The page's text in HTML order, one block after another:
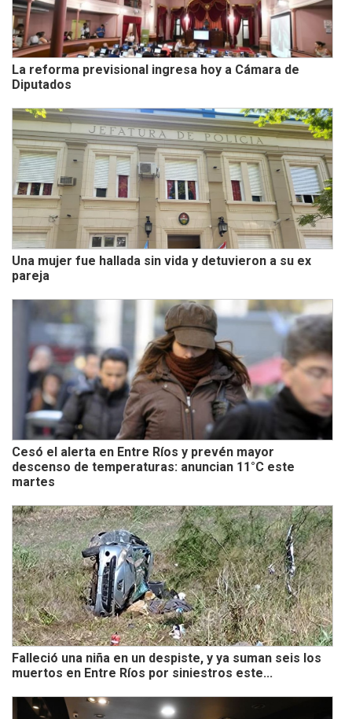
La reforma previsional ingresa hoy a Cámara de
Diputados
Una mujer fue hallada sin vida y detuvieron a su ex
pareja
Cesó el alerta en Entre Ríos y prevén mayor
descenso de temperaturas: anuncian 11°C este
martes
Falleció una niña en un despiste, y ya suman seis los
muertos en Entre Ríos por siniestros este...